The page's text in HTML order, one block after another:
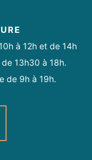
ondes
à 12h et de 14h
13h30 à 18h.
de 9h à 19h.